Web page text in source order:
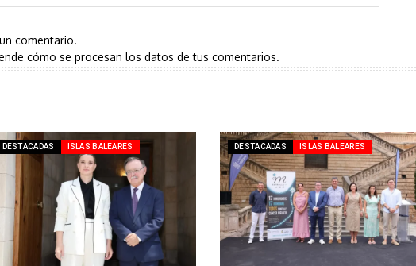
comentario.
cómo se procesan los datos de tus comentarios.
DESTACADAS ISLAS BALEARES DESTACADAS ISLAS BALEARES